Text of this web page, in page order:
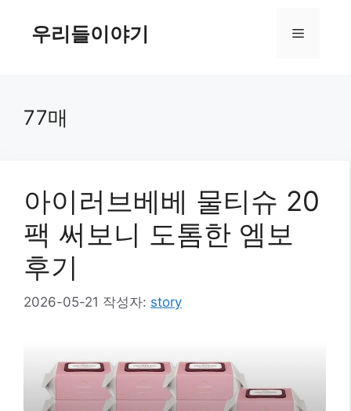
우리들이야기 메
77매
아이러브베베 물티슈 20
팩 써보니 도톰한 엠보
후기
2026-05-21 작성자: story